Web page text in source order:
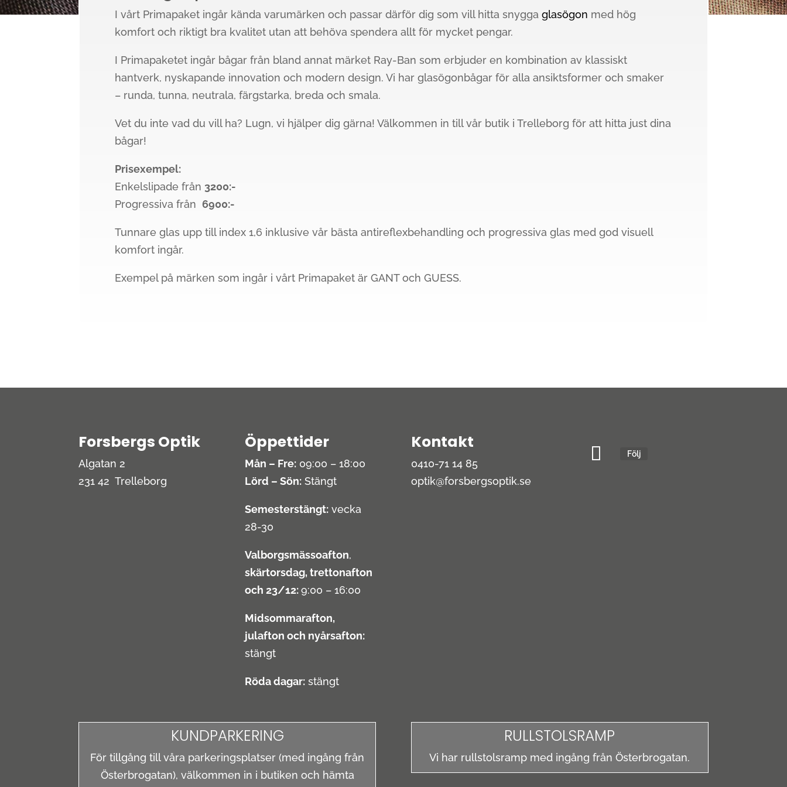
I vårt Primapaket ingår kända varumärken och passar därför dig som vill hitta snyggaglasögon med hög
komfort och riktigt bra kvalitet utan att behöva spendera allt för mycket pengar.
I Primapaketet ingår bågar från bland annat märket Ray-Ban som erbjuder en kombination av klassiskt
hantverk, nyskapande innovation och modern design. Vi har glasögonbågar för alla ansiktsformer och smaker
– runda, tunna, neutrala, färgstarka, breda och smala.
Vet du inte vad du vill ha? Lugn, vi hjälper dig gärna! Välkommen in till vår butik i Trelleborg för att hitta just dina
bågar!
Prisexempel:
Enkelslipade från 3200:-
Progressiva från 6900:-
Tunnare glas upp till index 1,6 inklusive vår bästa antireflexbehandling och progressiva glas med god visuell
komfort ingår.
Exempel på märken som ingår i vårt Primapaket är GANT och GUESS.
Forsbergs Optik
Algatan 2
231 42 Trelleborg
Öppettider
Mån – Fre:09:00 – 18:00
Lörd – Sön:Stängt
Semesterstängt:vecka
28-30
Valborgsmässoafton,
skärtorsdag, trettonafton
och 23/12:9:00 – 16:00
Midsommarafton,
julafton och nyårsafton:
stängt
Röda dagar:stängt
Kontakt
0410-71 14 85
optik@forsbergsoptik.se
Följ
KUNDPARKERING
För tillgång till våra parkeringsplatser (med ingång från
Österbrogatan), välkommen in i butiken och hämta
RULLSTOLSRAMP
Vi har rullstolsramp med ingång från Österbrogatan.